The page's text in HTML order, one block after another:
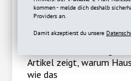
Kammerjäger Ratten:
rufst!
Kammerjäger Ratten
Artikel zeigt, warum
wie das
kommen - melde dich deshalb
Providers an.
Damit akzeptierst du unsere